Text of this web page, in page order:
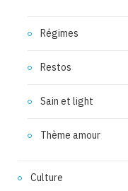
Régimes
Restos
Sain et light
Thème amour
Culture